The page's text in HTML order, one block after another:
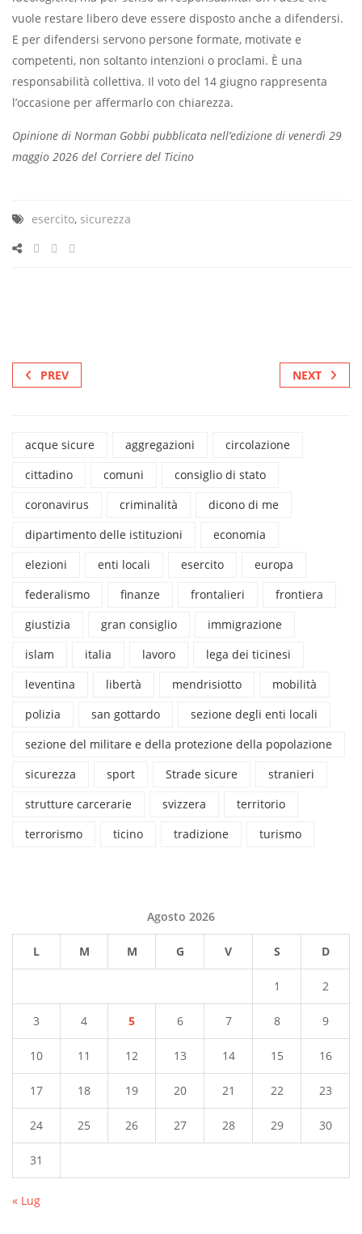
vuole restare libero deve essere disposto anche a difendersi.
E per difendersi servono persone formate, motivate e
competenti, non soltanto intenzioni o proclami. È una
responsabilità collettiva. Il voto del 14 giugno rappresenta
l’occasione per affermarlo con chiarezza.
Opinione di Norman Gobbi pubblicata nell’edizione di venerdì 29
maggio 2026 del Corriere del Ticino
esercito, sicurezza
PREV NEXT
acque sicure aggregazioni
circolazione
cittadino
comuni
consiglio di stato
coronavirus
criminalità
dicono di me
dipartimento delle istituzioni
economia
elezioni
enti locali esercito
europa
federalismo
finanze frontalieri
frontiera
giustizia
gran consiglio
immigrazione
islam
italia lavoro
lega dei ticinesi
leventina
libertà mendrisiotto
mobilità
polizia
san gottardo
sezione degli enti locali
sezione del militare e della protezione della popolazione
sicurezza
sport Strade sicure
stranieri
strutture carcerarie
svizzera
territorio
terrorismo
ticino tradizione turismo
Agosto 2026
L M M G V S D
1 2
3 4 5 6 7 8 9
10 11 12 13 14 15 16
17 18 19 20 21 22 23
24 25 26 27 28 29 30
31
« Lug